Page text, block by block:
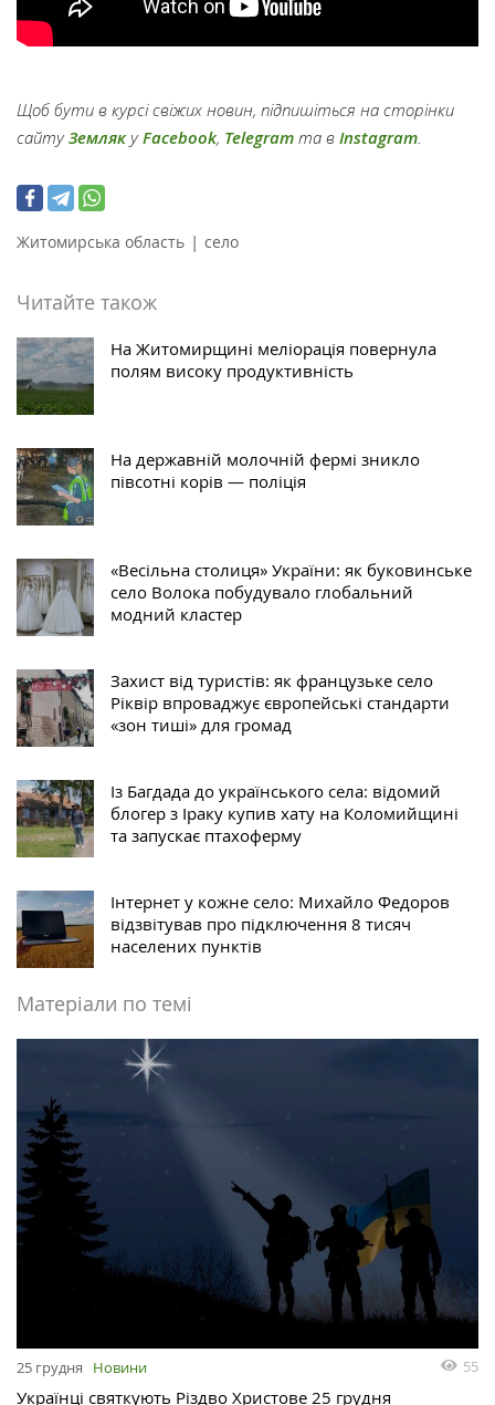
Щоб бути в курсі свіжих новин, підпишіться на сторінки
сайтуЗемлякуFacebook, Telegram та в Instagram.
Житомирська область | село
Читайте також
На Житомирщині меліорація повернула
полям високу продуктивність
На державній молочній фермі зникло
півсотні корів — поліція
«Весільна столиця» України: як буковинське
село Волока побудувало глобальний
модний кластер
Захист від туристів: як французьке село
Ріквір впроваджує європейські стандарти
«зон тиші» для громад
Із Багдада до українського села: відомий
блогер з Іраку купив хату на Коломийщині
та запускає птахоферму
Інтернет у кожне село: Михайло Федоров
відзвітував про підключення 8 тисяч
населених пунктів
Матеріали по темі
25 грудня Новини 55
Українці святкують Різдво Христове 25 грудня